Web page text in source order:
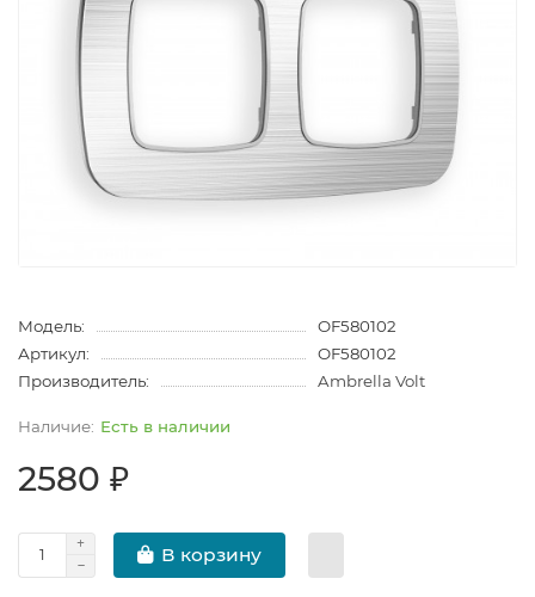
Модель:
OF580102
Артикул:
OF580102
Производитель:
Ambrella Volt
Есть в наличии
2580 ₽
В корзину